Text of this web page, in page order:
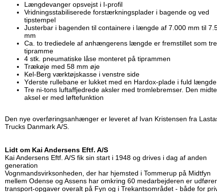
Længdevanger opsvejst i I-profil
Vridningsstabiliserede forstærkningsplader i bagende og ved
tipstempel
Justerbar i bagenden til containere i længde af 7.000 mm til
mm
Ca. to trediedele af anhængerens længde er fremstillet som
tipramme
4 stk. pneumatiske låse monteret på tiprammen
Trækøje med 58 mm øje
Kel-Berg værktøjskasse i venstre side
Yderste rullebane er lukket med en Hardox-plade i fuld længde
Tre ni-tons luftaffjedrede aksler med tromlebremser. Den
aksel er med løftefunktion
Den nye overføringsanhænger er leveret af Ivan Kristensen fra
Trucks Danmark A/S.
Lidt om Kai Andersens Eftf. A/S
Kai Andersens Eftf. A/S fik sin start i 1948 og drives i dag af anden
generation
Vognmandsvirksonheden, der har hjemsted i Tommerup på Midtfyn
mellem Odense og Assens har omkring 60 medarbejderen er udfører
transport-opgaver overalt på Fyn og i Trekantsområdet - både for